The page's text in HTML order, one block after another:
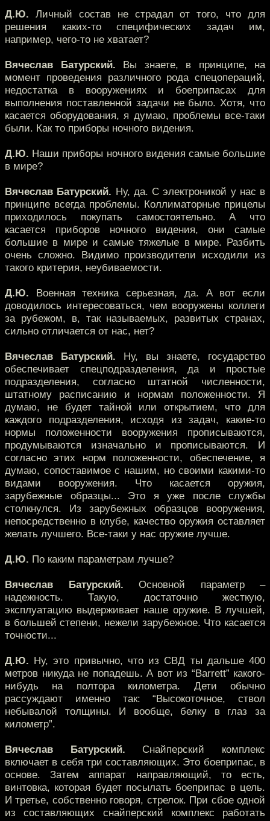
Д.Ю. Личный состав не страдал от того, что для
решения каких-то специфических задач им,
например, чего-то не хватает?
Вячеслав Батурский. Вы знаете, в принципе, на
момент проведения различного рода спецопераций,
недостатка в вооружениях и боеприпасах для
выполнения поставленной задачи не было. Хотя, что
касается оборудования, я думаю, проблемы все-таки
были. Как то приборы ночного видения.
Д.Ю. Наши приборы ночного видения самые большие
в мире?
Вячеслав Батурский. Ну, да. С электроникой у нас в
принципе всегда проблемы. Коллиматорные прицелы
приходилось покупать самостоятельно. А что
касается приборов ночного видения, они самые
большие в мире и самые тяжелые в мире. Разбить
очень сложно. Видимо производители исходили из
такого критерия, неубиваемости.
Д.Ю. Военная техника серьезная, да. А вот если
доводилось интересоваться, чем вооружены коллеги
за рубежом, в, так называемых, развитых странах,
сильно отличается от нас, нет?
Вячеслав Батурский. Ну, вы знаете, государство
обеспечивает спецподразделения, да и простые
подразделения, согласно штатной численности,
штатному расписанию и нормам положенности. Я
думаю, не будет тайной или открытием, что для
каждого подразделения, исходя из задач, какие-то
нормы положенности вооружения прописываются,
продумываются изначально и прописываются. И
согласно этих норм положенности, обеспечение, я
думаю, сопоставимое с нашим, но своими какими-то
видами вооружения. Что касается оружия,
зарубежные образцы... Это я уже после службы
столкнулся. Из зарубежных образцов вооружения,
непосредственно в клубе, качество оружия оставляет
желать лучшего. Все-таки у нас оружие лучше.
Д.Ю. По каким параметрам лучше?
Вячеслав Батурский. Основной параметр –
надежность. Такую, достаточно жесткую,
эксплуатацию выдерживает наше оружие. В лучшей,
в большей степени, нежели зарубежное. Что касается
точности...
Д.Ю. Ну, это привычно, что из СВД ты дальше 400
метров никуда не попадешь. А вот из “Barrett” какого-
нибудь на полтора километра. Дети обычно
рассуждают именно так: “Высокоточное, ствол
небывалой толщины. И вообще, белку в глаз за
километр”.
Вячеслав Батурский. Снайперский комплекс
включает в себя три составляющих. Это боеприпас, в
основе. Затем аппарат направляющий, то есть,
винтовка, которая будет посылать боеприпас в цель.
И третье, собственно говоря, стрелок. При сбое одной
из составляющих снайперский комплекс работать